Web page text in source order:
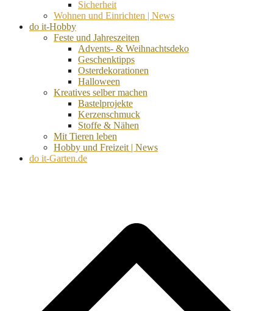
Sicherheit
Wohnen und Einrichten | News
do it-Hobby
Feste und Jahreszeiten
Advents- & Weihnachtsdeko
Geschenktipps
Osterdekorationen
Halloween
Kreatives selber machen
Bastelprojekte
Kerzenschmuck
Stoffe & Nähen
Mit Tieren leben
Hobby und Freizeit | News
do it-Garten.de